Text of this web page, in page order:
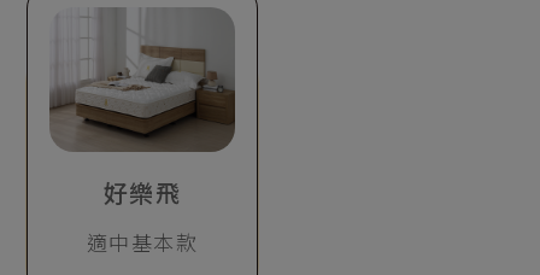
好樂飛
適中基本款